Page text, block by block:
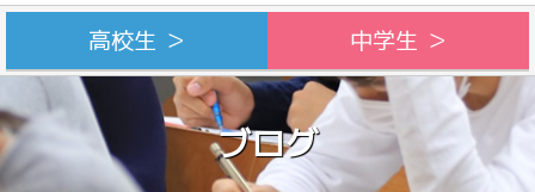
高校生 ＞ 中学生 ＞
ブログ